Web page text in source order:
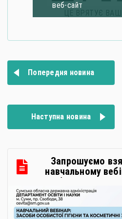
ЦЕ ВРЯТУЄ
Навігація
записів
Попередня новина
Наступна новина
Запрошуємо
навчальному
особистої гігієни
засоби у публічних
сформувати
безпечну і
веб-сайт